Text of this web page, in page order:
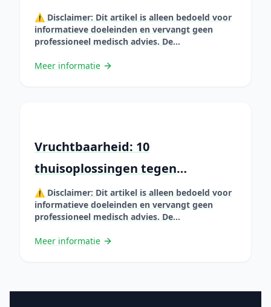
⚠️ Disclaimer: Dit artikel is alleen bedoeld voor
informatieve doeleinden en vervangt geen
professioneel medisch advies. De
wetenschappelijke studies, maar elke situatie is
Meer informatie
Vruchtbaarheid: 10
thuisoplossingen tegen
gifstoffen
⚠️ Disclaimer: Dit artikel is alleen bedoeld voor
informatieve doeleinden en vervangt geen
professioneel medisch advies. De
wetenschappelijke studies, maar elke situatie is
zwanger bent, borstvoeding geeft, medicijnen
Meer informatie